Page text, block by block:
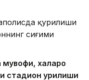
қурилиши
сиғими
халқаро
стадион қурилиши